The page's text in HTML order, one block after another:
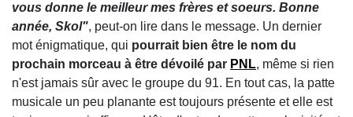
vous donne le meilleur mes frères et soeurs. Bonne
année, Skol", peut-on lire dans le message. Un dernier
mot énigmatique, qui pourrait bien être le nom du
prochain morceau à être dévoilé par PNL, même si rien
n'est jamais sûr avec le groupe du 91. En tout cas, la patte
musicale un peu planante est toujours présente et elle est